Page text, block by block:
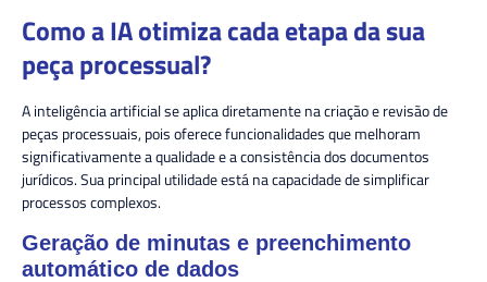
Como a IA otimiza cada etapa da sua
peça processual?
A inteligência artificial se aplica diretamente na criação e revisão de
peças processuais, pois oferece funcionalidades que melhoram
significativamente a qualidade e a consistência dos documentos
jurídicos. Sua principal utilidade está na capacidade de simplificar
processos complexos.
Geração de minutas e preenchimento
automático de dados